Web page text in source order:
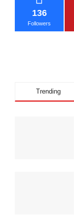
136
Followers
Trending